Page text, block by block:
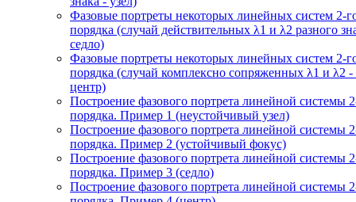
Фазовые портреты некоторых линейных систем 2-
порядка (случай действительных λ1 и λ2 разного
седло)
Фазовые портреты некоторых линейных систем 2-
порядка (случай комплексно сопряженных λ1 и λ2 -
центр)
Построение фазового портрета линейной системы
порядка. Пример 1 (неустойчивый узел)
Построение фазового портрета линейной системы
порядка. Пример 2 (устойчивый фокус)
Построение фазового портрета линейной системы
порядка. Пример 3 (седло)
Построение фазового портрета линейной системы